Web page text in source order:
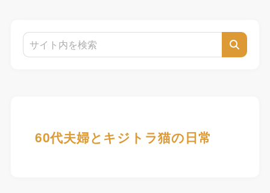
60代夫婦とキジトラ猫の日常